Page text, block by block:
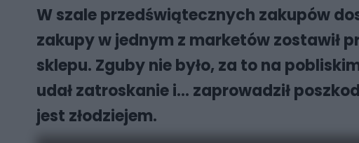
W szale przedświątecznych zakupów
zakupy w jednym z marketów zostawił
sklepu. Zguby nie było, za to na
udał zatroskanie i... zaprowadził
jest złodziejem.